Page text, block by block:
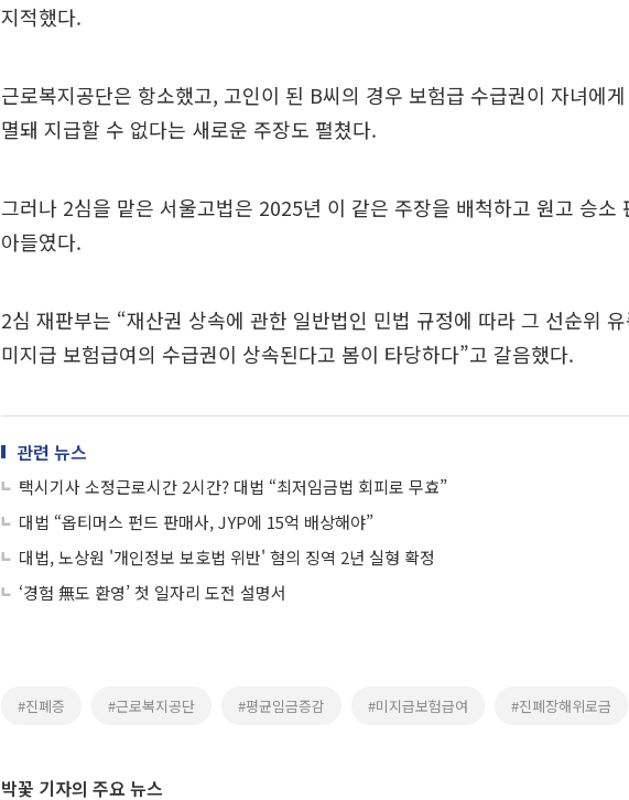
지적했다.
근로복지공단은 항소했고, 고인이 된 B씨의 경우 보험급 수급권이 자녀에
멸돼 지급할 수 없다는 새로운 주장도 펼쳤다.
그러나 2심을 맡은 서울고법은 2025년 이 같은 주장을 배척하고 원고 승소
아들였다.
2심 재판부는 “재산권 상속에 관한 일반법인 민법 규정에 따라 그 선순위
미지급 보험급여의 수급권이 상속된다고 봄이 타당하다”고 갈음했다.
관련 뉴스
택시기사 소정근로시간 2시간? 대법 “최저임금법 회피로 무효”
대법 “옵티머스 펀드 판매사, JYP에 15억 배상해야”
대법, 노상원 '개인정보 보호법 위반' 혐의 징역 2년 실형 확정
‘경험 無도 환영’ 첫 일자리 도전 설명서
#진폐증 #근로복지공단 #평균임금증감 #미지급보험급여 #진폐장해위로금
박꽃 기자의 주요 뉴스